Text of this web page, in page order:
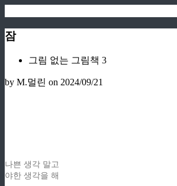
잠
그림 없는 그림책 3
by M.멀린 on 2024/09/21
나쁜 생각 말고
야한 생각을 해